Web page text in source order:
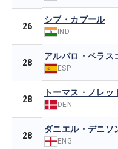
26
シブ・カプール
IND
28
アルバロ・ベラス
ESP
28
トーマス・ノレッ
DEN
28
ダニエル・デニソ
ENG